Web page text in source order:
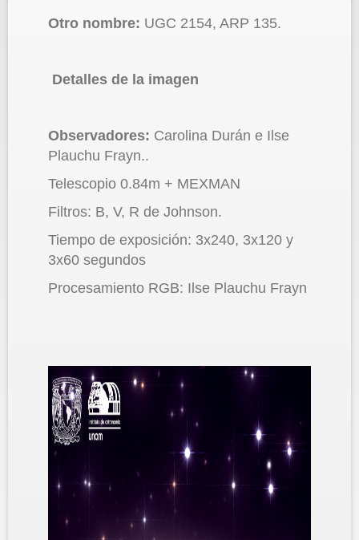
Otro nombre: UGC 2154, ARP 135.
Detalles de la imagen
Observadores: Carolina Durán e Ilse
Plauchu Frayn..
Telescopio 0.84m + MEXMAN
Filtros: B, V, R de Johnson.
Tiempo de exposición: 3x240, 3x120 y
3x60 segundos
Procesamiento RGB: Ilse Plauchu Frayn